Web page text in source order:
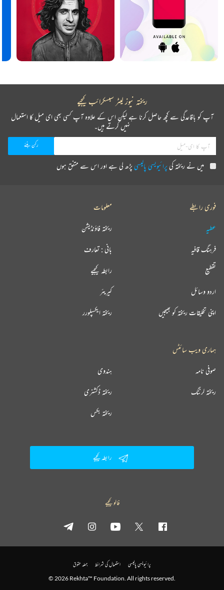
ریختہ نیوز لیٹر سبسکرائب کیجیے
آپ کو باقاعدگی سے کچھ حاصل کرنا ہے لیکن اس کے علاوہ آپ کسی بھی ای میل کا استعمال
نہیں کرتے ہیں۔
میں نے ریختہ کیپرائیویسی پالیسیپڑھ لی ہے اور اس سے متفق ہوں
فوری رابطے
عطیہ
فرہنگ قافیہ
تقطیع
اردو وسائل
اپنی تخلیقات ریختہ کو بھیجیں
معلومات
ریختہ فاؤنڈیشن
بانی : تعارف
رابطہ کیجیے
کیریئر
ریختہ ایکسپلورر
ہماری ویب سائٹس
ہندوی صوفی نامہ
ریختہ ڈکشنری ریختہ لرننگ
ریختہ بکس
رابطہ کیجیے
فالو کیجیے
پرائیویسی پالیسی استعمال کی شرائط جملہ حقوق
© 2026 Rekhta™ Foundation. All rights reserved.